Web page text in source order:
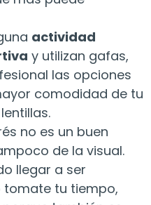
actividad
y utilizan gafas,
las opciones
comodidad de tu
no es un buen
de la visual.
llegar a ser
tomate tu tiempo,